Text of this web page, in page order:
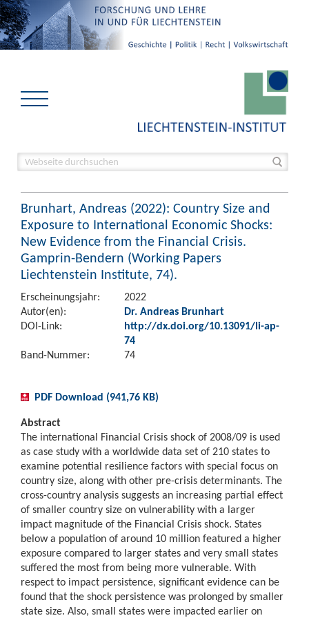
Brunhart, Andreas (2022): Country Size and
Exposure to International Economic Shocks:
New Evidence from the Financial Crisis.
Gamprin-Bendern (Working Papers
Liechtenstein Institute, 74).
Erscheinungsjahr:
2022
Autor(en):
Dr. Andreas Brunhart
DOI-Link:
http://dx.doi.org/10.13091/li-ap-
74
Band-Nummer:
74
PDF Download (941,76 KB)
Abstract
The international Financial Crisis shock of 2008/09 is used
as case study with a worldwide data set of 210 states to
examine potential resilience factors with special focus on
country size, along with other pre-crisis determinants. The
cross-country analysis suggests an increasing partial effect
of smaller country size on vulnerability with a larger
impact magnitude of the Financial Crisis shock. States
below a population of around 10 million featured a higher
exposure compared to larger states and very small states
suffered the most from being more vulnerable. With
respect to impact persistence, significant evidence can be
found that the shock persistence was prolonged by smaller
state size. Also, small states were impacted earlier on